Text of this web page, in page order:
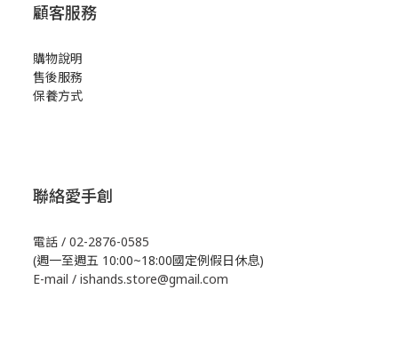
顧客服務
購物說明
售後服務
保養方式
聯絡愛手創
電話 / 02-2876-0585
(週一至週五 10:00~18:00國定例假日休息)
E-mail / ishands.store@gmail.com